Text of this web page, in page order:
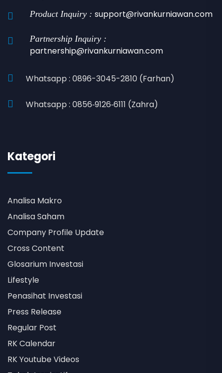
Product Inquiry : support@rivankurniawan.com
Partnership Inquiry :
partnership@rivankurniawan.com
Whatsapp : 0896-3045-2810 (Farhan)
Whatsapp : 0856‑9126‑6111 (Zahra)
Kategori
Analisa Makro
Analisa Saham
Company Profile Update
Cross Content
Glosarium Investasi
Lifestyle
Penasihat Investasi
Press Release
Regular Post
RK Calendar
RK Youtube Videos